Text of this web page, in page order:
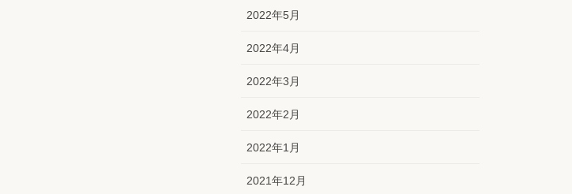
2022年5月
2022年4月
2022年3月
2022年2月
2022年1月
2021年12月